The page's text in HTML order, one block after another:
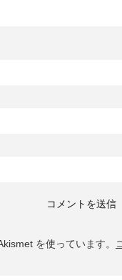
を使っています。